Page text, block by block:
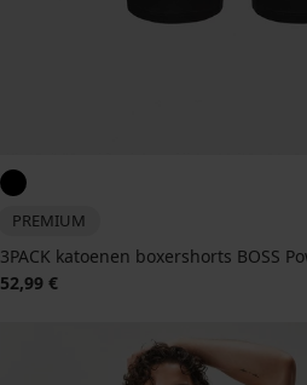
PREMIUM
3PACK katoenen boxershorts BOSS
52,99 €